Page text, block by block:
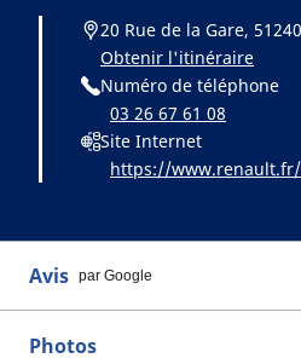
20 Rue de la Gare, 51240
Obtenir l'itinéraire
Numéro de téléphone
03 26 67 61 08
Site Internet
https://
Avis par Google
Photos